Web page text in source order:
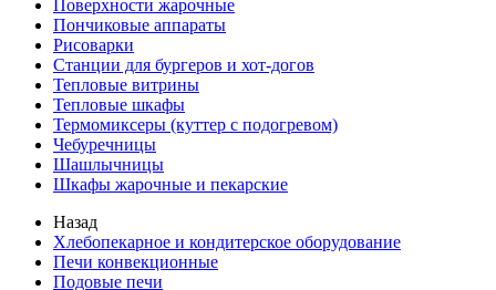
Поверхности жарочные
Пончиковые аппараты
Рисоварки
Станции для бургеров и хот-догов
Тепловые витрины
Тепловые шкафы
Термомиксеры (куттер с подогревом)
Чебуречницы
Шашлычницы
Шкафы жарочные и пекарские
Назад
Хлебопекарное и кондитерское оборудование
Печи конвекционные
Подовые печи